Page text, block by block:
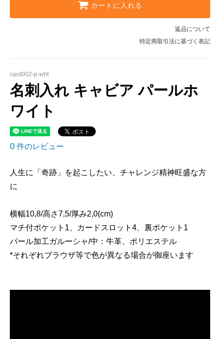
カートに入れる
返品について
特定商取引法に基づく表記
card002-p-wht
名刺入れ キャビア パールホ
ワイト
0 件のレビュー
人生に「奇跡」を起こしたい、チャレンジ精神旺盛な方
に
横幅10,8/高さ7,5/厚み2,0(cm)
マチ付ポケット1、カードスロット4、裏ポケット1
パール加工ガルーシャ/中：牛革、ポリエステル
*それぞれブラウザ等で色が異なる場合が御座います